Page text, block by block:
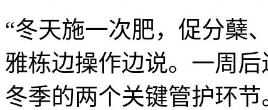
“冬天施一次肥，促分蘖
雅栋边操作边说。一周
冬季的两个关键管护环节